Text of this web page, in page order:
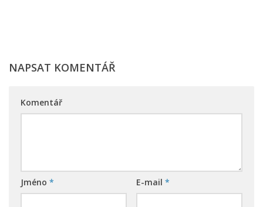
NAPSAT KOMENTÁŘ
Komentář
Jméno * E-mail *